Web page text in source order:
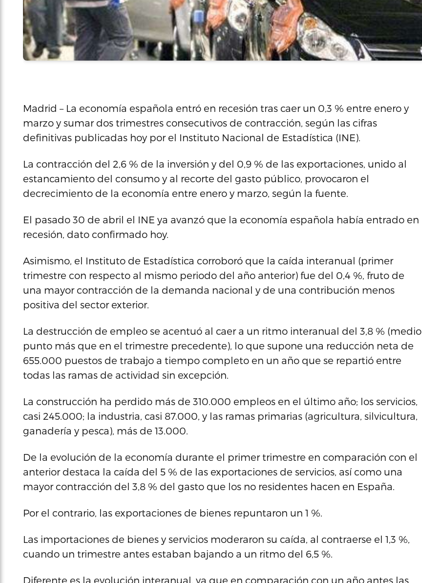
Madrid – La economía española entró en recesión tras caer un 0,3 % entre enero y
marzo y sumar dos trimestres consecutivos de contracción, según las cifras
definitivas publicadas hoy por el Instituto Nacional de Estadística (INE).
La contracción del 2,6 % de la inversión y del 0,9 % de las exportaciones, unido al
estancamiento del consumo y al recorte del gasto público, provocaron el
decrecimiento de la economía entre enero y marzo, según la fuente.
El pasado 30 de abril el INE ya avanzó que la economía española había entrado en
recesión, dato confirmado hoy.
Asimismo, el Instituto de Estadística corroboró que la caída interanual (primer
trimestre con respecto al mismo periodo del año anterior) fue del 0,4 %, fruto de
una mayor contracción de la demanda nacional y de una contribución menos
positiva del sector exterior.
La destrucción de empleo se acentuó al caer a un ritmo interanual del 3,8 % (medio
punto más que en el trimestre precedente), lo que supone una reducción neta de
655.000 puestos de trabajo a tiempo completo en un año que se repartió entre
todas las ramas de actividad sin excepción.
La construcción ha perdido más de 310.000 empleos en el último año; los servicios,
casi 245.000; la industria, casi 87.000, y las ramas primarias (agricultura, silvicultura,
ganadería y pesca), más de 13.000.
De la evolución de la economía durante el primer trimestre en comparación con el
anterior destaca la caída del 5 % de las exportaciones de servicios, así como una
mayor contracción del 3,8 % del gasto que los no residentes hacen en España.
Por el contrario, las exportaciones de bienes repuntaron un 1 %.
Las importaciones de bienes y servicios moderaron su caída, al contraerse el 1,3 %,
cuando un trimestre antes estaban bajando a un ritmo del 6,5 %.
Diferente es la evolución interanual, ya que en comparación con un año antes las